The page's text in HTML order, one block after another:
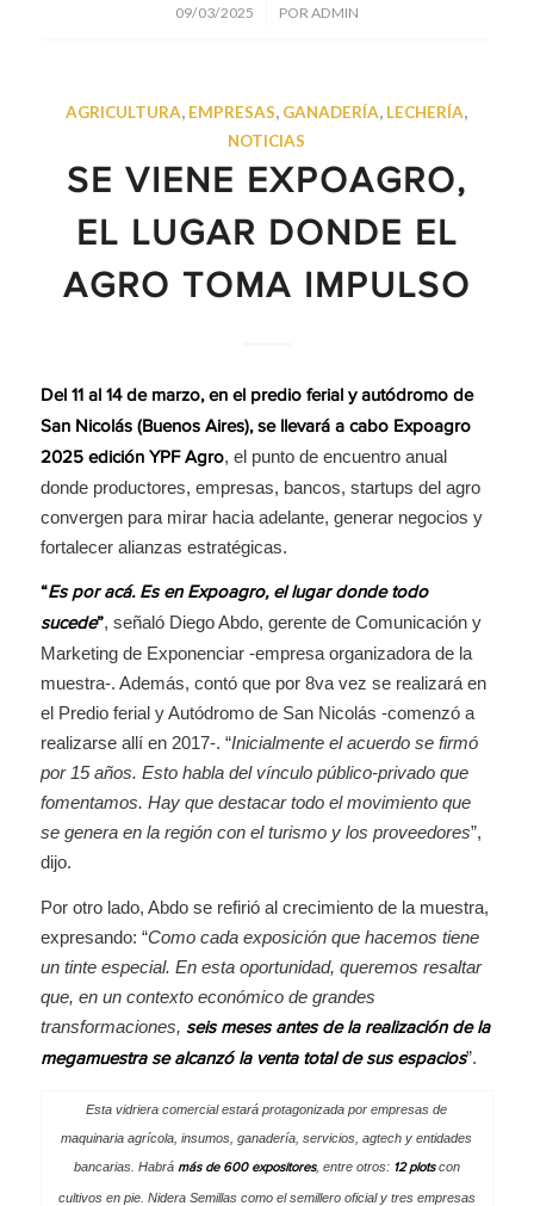
09/03/2025
/ POR ADMIN
AGRICULTURA, EMPRESAS, GANADERÍA, LECHERÍA,
NOTICIAS
SE VIENE EXPOAGRO,
EL LUGAR DONDE EL
AGRO TOMA IMPULSO
Del 11 al 14 de marzo, en el predio ferial y autódromo de
San Nicolás (Buenos Aires), se llevará a cabo Expoagro
2025 edición YPF Agro, el punto de encuentro anual
donde productores, empresas, bancos, startups del agro
convergen para mirar hacia adelante, generar negocios y
fortalecer alianzas estratégicas.
“Es por acá. Es en Expoagro, el lugar donde todo
sucede”, señaló Diego Abdo, gerente de Comunicación y
Marketing de Exponenciar -empresa organizadora de la
muestra-. Además, contó que por 8va vez se realizará en
el Predio ferial y Autódromo de San Nicolás -comenzó a
realizarse allí en 2017-. “Inicialmente el acuerdo se firmó
por 15 años. Esto habla del vínculo público-privado que
fomentamos. Hay que destacar todo el movimiento que
se genera en la región con el turismo y los proveedores”,
dijo.
Por otro lado, Abdo se refirió al crecimiento de la muestra,
expresando: “Como cada exposición que hacemos tiene
un tinte especial. En esta oportunidad, queremos resaltar
que, en un contexto económico de grandes
transformaciones, seis meses antes de la realización de la
megamuestra se alcanzó la venta total de sus espacios”.
Esta vidriera comercial estará protagonizada por empresas de
maquinaria agrícola, insumos, ganadería, servicios, agtech y entidades
bancarias. Habrá más de 600 expositores, entre otros: 12 plotscon
cultivos en pie. Nidera Semillas como el semillero oficial y tres empresas